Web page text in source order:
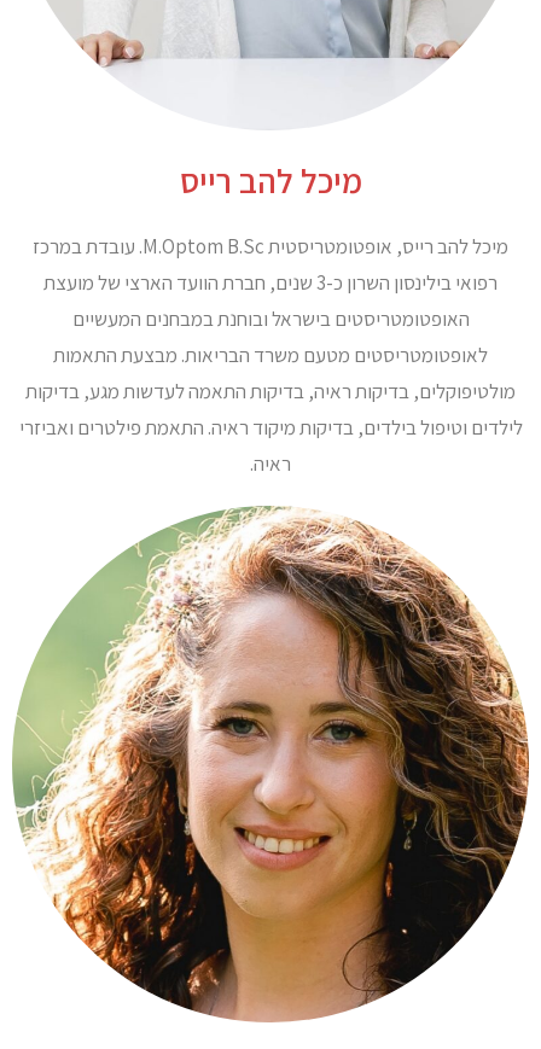
מיכל להב רייס
מיכל להב רייס, אופטומטריסטית M.Optom B.Sc. עובדת במרכז
רפואי בילינסון השרון כ-3 שנים, חברת הוועד הארצי של מועצת
האופטומטריסטים בישראל ובוחנת במבחנים המעשיים
לאופטומטריסטים מטעם משרד הבריאות. מבצעת התאמות
מולטיפוקלים, בדיקות ראיה, בדיקות התאמה לעדשות מגע, בדיקות
לילדים וטיפול בילדים, בדיקות מיקוד ראיה. התאמת פילטרים ואביזרי
ראיה.